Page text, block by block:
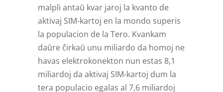
malpli antaŭ kvar jaroj la kvanto de
aktivaj SIM-kartoj en la mondo superis
la populacion de la Tero. Kvankam
daŭre ĉirkaŭ unu miliardo da homoj ne
havas elektrokonekton nun estas 8,1
miliardoj da aktivaj SIM-kartoj dum la
tera populacio egalas al 7,6 miliardoj